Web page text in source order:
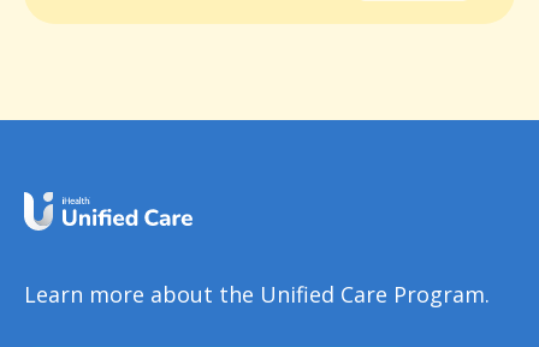
Learn more about the Unified Care Program.